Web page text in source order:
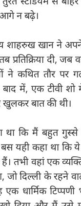
न बढ़े।
शाहरुख खान ने
प्रतिक्रिया दी, जब
ने कथित तौर पर
में, एक टीवी
खुलकर बात की थी।
था कि मैं बहुत गुस्से
यही कहा था कि
तभी वहां एक
जो दिल्ली के रहने
धार्मिक टिप्पणी